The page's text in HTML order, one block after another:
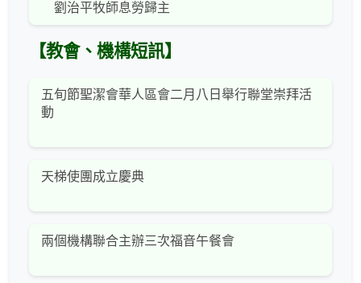
劉治平牧師息勞歸主
【教會、機構短訊】
五旬節聖潔會華人區會二月八日舉行聯堂崇拜活
動
天梯使團成立慶典
兩個機構聯合主辦三次福音午餐會